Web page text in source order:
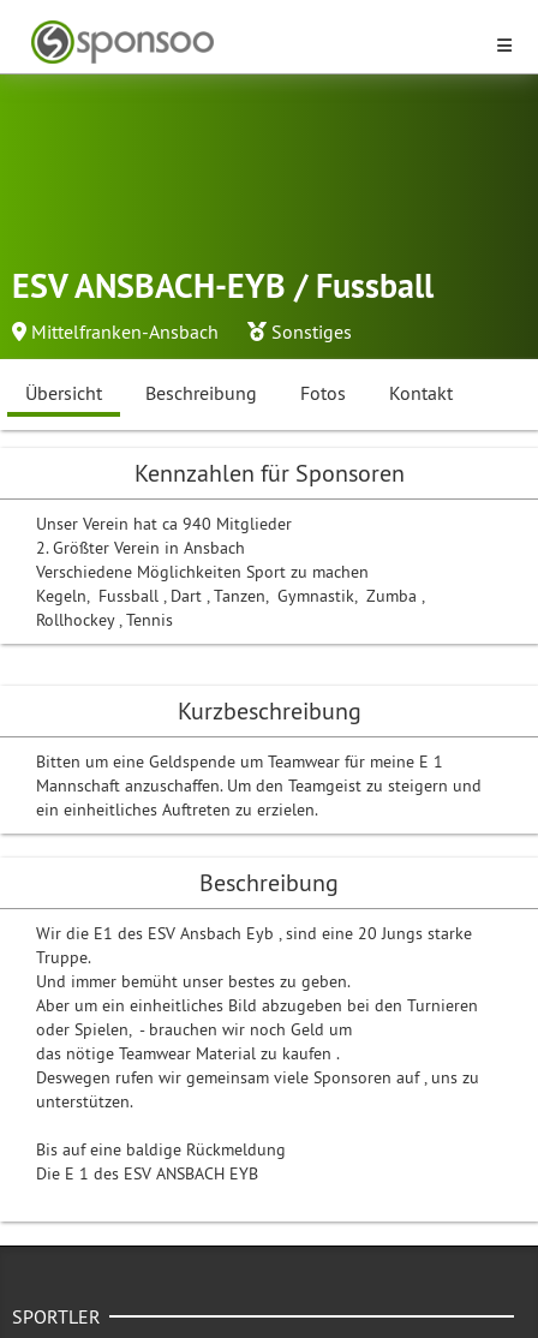
ESV ANSBACH-EYB / Fussball
Mittelfranken-Ansbach Sonstiges
Übersicht Beschreibung Fotos Kontakt
Kurzbeschreibung
Bitten um eine Geldspende um Teamwear für meine E 1
Mannschaft anzuschaffen. Um den Teamgeist zu steigern und
ein einheitliches Auftreten zu erzielen.
Beschreibung
Wir die E1 des ESV Ansbach Eyb , sind eine 20 Jungs starke
Truppe.
Und immer bemüht unser bestes zu geben.
Aber um ein einheitliches Bild abzugeben bei den Turnieren
oder Spielen, - brauchen wir noch Geld um
das nötige Teamwear Material zu kaufen .
Deswegen rufen wir gemeinsam viele Sponsoren auf , uns zu
unterstützen.
Bis auf eine baldige Rückmeldung
Die E 1 des ESV ANSBACH EYB
Kennzahlen für Sponsoren
Unser Verein hat ca 940 Mitglieder
2. Größter Verein in Ansbach
Verschiedene Möglichkeiten Sport zu machen
Kegeln, Fussball , Dart , Tanzen, Gymnastik, Zumba ,
Rollhockey , Tennis
SPORTLER